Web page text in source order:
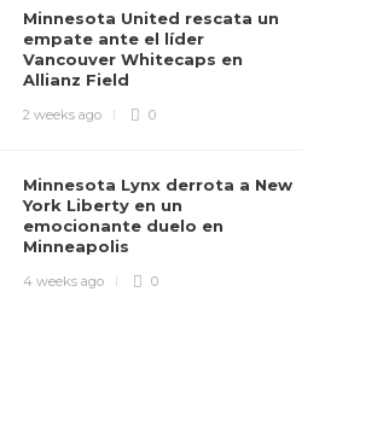
Minnesota United rescata un
empate ante el líder
Vancouver Whitecaps en
Allianz Field
2 weeks ago 0
Minnesota Lynx derrota a New
York Liberty en un
emocionante duelo en
Minneapolis
4 weeks ago 0